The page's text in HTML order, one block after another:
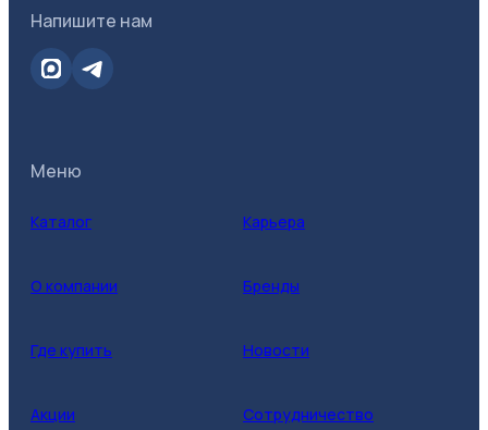
Напишите нам
Меню
Каталог Карьера
О компании Бренды
Где купить Новости
Акции Сотрудничество